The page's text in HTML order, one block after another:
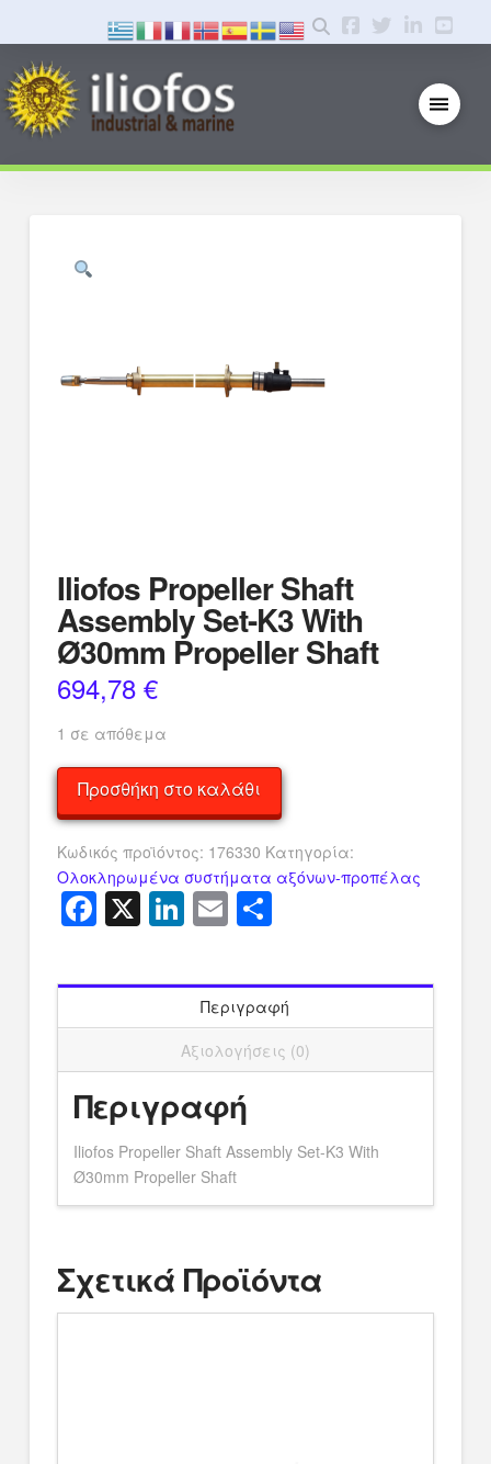
Iliofos Propeller Shaft
Assembly Set-K3 With
Ø30mm Propeller Shaft
694,78 €
1 σε απόθεμα
Iliofos
Propeller
Shaft
Assembly
Set-
K3
With
Propeller
ποσότητα
Προσθήκη στο καλάθι
Κωδικός προϊόντος: 176330 Κατηγορία:
Ολοκληρωμένα συστήματα αξόνων-προπέλας
Facebook
X LinkedIn
Email
Περιγραφή
Αξιολογήσεις (0)
Περιγραφή
Iliofos Propeller Shaft Assembly Set-K3 With
Ø30mm Propeller Shaft
Σχετικά Προϊόντα